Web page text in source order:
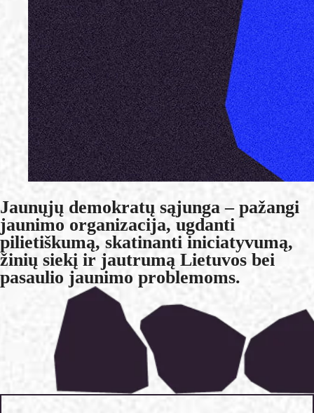
Jaunųjų demokratų sąjunga – pažangi
jaunimo organizacija, ugdanti
pilietiškumą, skatinanti iniciatyvumą,
žinių siekį ir jautrumą Lietuvos bei
pasaulio jaunimo problemoms.